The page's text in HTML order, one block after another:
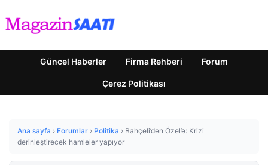
Güncel Haberler Firma Rehberi Forum
Çerez Politikası
Ana sayfa › Forumlar › Politika › Bahçeli’den Özel’e: Krizi
derinleştirecek hamleler yapıyor